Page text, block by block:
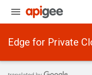
Edge for Private